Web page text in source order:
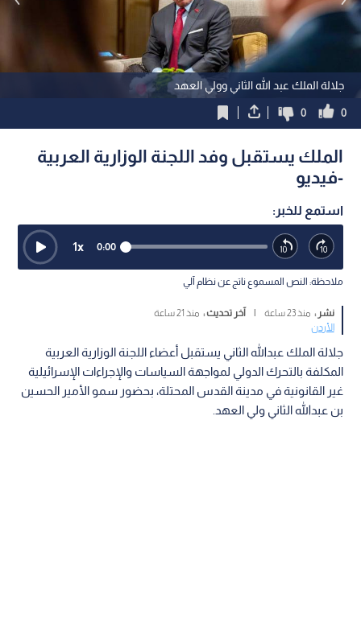
جلالة الملك عبد الله الثاني وولي العهد
0
0
الملك يستقبل وفد اللجنة الوزارية العربية
-فيديو
استمع للخبر:
0:00
1x
ملاحظة: النص المسموع ناتج عن نظام آلي
نشر : منذ 23 ساعة | آخر تحديث : منذ 21 ساعة
الأردن
جلالة الملك عبدالله الثاني يستقبل أعضاء اللجنة الوزارية العربية
المكلفة بالتحرك الدولي لمواجهة السياسات والإجراءات الإسرائيلية
غير القانونية في مدينة القدس المحتلة، بحضور سمو الأمير الحسين
بن عبدالله الثاني ولي العهد.